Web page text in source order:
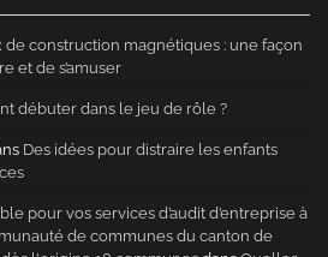
de construction magnétiques : une façon
et de s’amuser
débuter dans le jeu de rôle ?
Des idées pour distraire les enfants
pour vos services d’audit d’entreprise à
de communes du canton de